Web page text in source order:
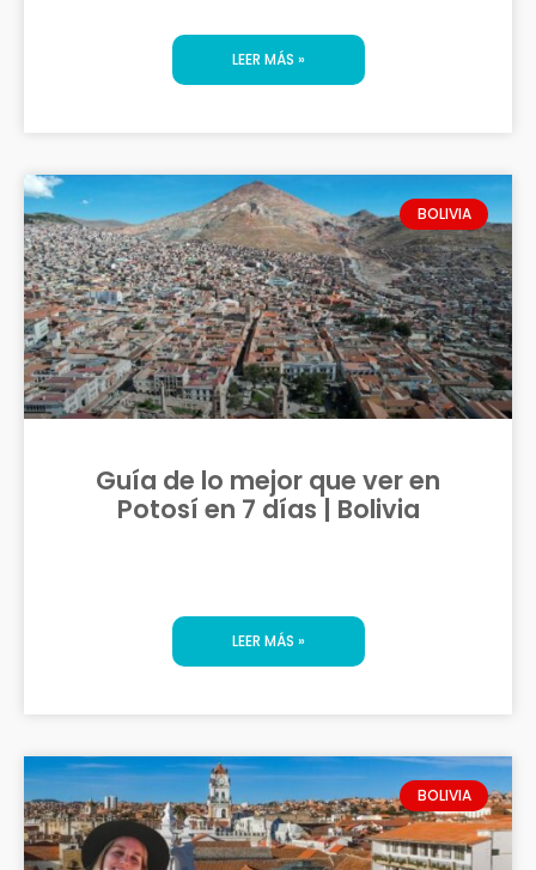
LEER MÁS »
BOLIVIA
Guía de lo mejor que ver en
Potosí en 7 días | Bolivia
LEER MÁS »
BOLIVIA